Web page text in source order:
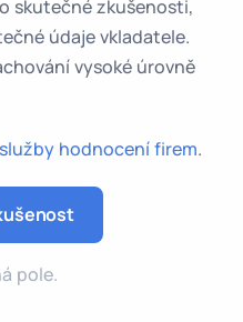
skutečné zkušenosti,
údaje vkladatele.
vysoké úrovně
hodnocení firem.
pole.